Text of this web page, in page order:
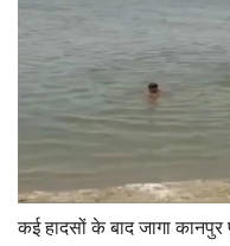
कई हादसों के बाद जागा